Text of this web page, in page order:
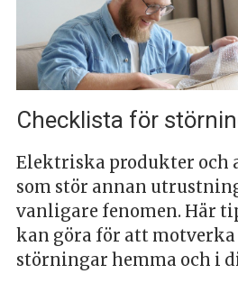
k
Checklista för
Elektriska produkter och
som stör annan
vanligare fenomen. Här
kan göra för att motverka
störningar hemma och i